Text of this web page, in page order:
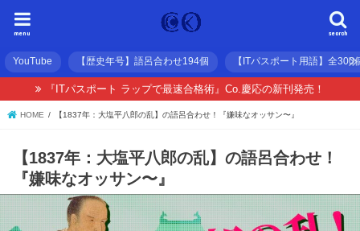
search
menu
YouTube 【歴史年号】語呂合わせ194個 【ITパスポート用語】全300
『ITパスポート ラップで最速合格術』Co.慶応の新刊発売！
HOME 【1837年：大塩平八郎の乱】の語呂合わせ！『嫌味なオッサン〜』
【1837年：大塩平八郎の乱】の語呂合わせ！
『嫌味なオッサン〜』